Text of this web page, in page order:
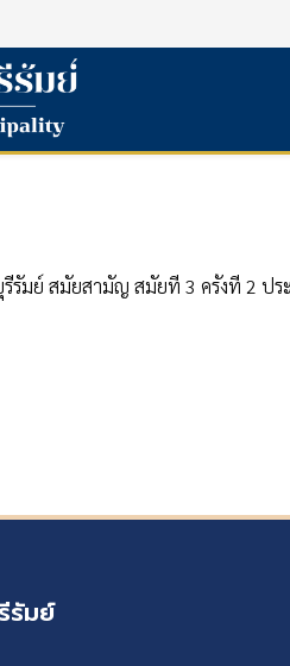
รีรัมย์ สมัยสามัญ สมัยที่ 3 ครั้งที่ 2 ป
รัมย์